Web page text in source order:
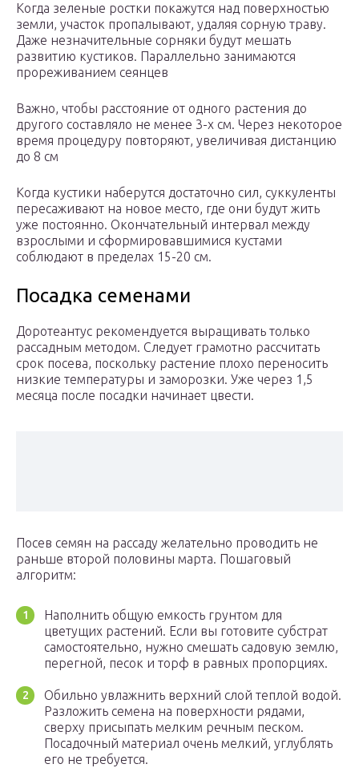
Когда зеленые ростки покажутся над поверхностью
земли, участок пропалывают, удаляя сорную траву.
Даже незначительные сорняки будут мешать
развитию кустиков. Параллельно занимаются
прореживанием сеянцев
Важно, чтобы расстояние от одного растения до
другого составляло не менее 3-х см. Через некоторое
время процедуру повторяют, увеличивая дистанцию
до 8 см
Когда кустики наберутся достаточно сил, суккуленты
пересаживают на новое место, где они будут жить
уже постоянно. Окончательный интервал между
взрослыми и сформировавшимися кустами
соблюдают в пределах 15-20 см.
Посадка семенами
Доротеантус рекомендуется выращивать только
рассадным методом. Следует грамотно рассчитать
срок посева, поскольку растение плохо переносить
низкие температуры и заморозки. Уже через 1,5
месяца после посадки начинает цвести.
Посев семян на рассаду желательно проводить не
раньше второй половины марта. Пошаговый
алгоритм:
Наполнить общую емкость грунтом для
цветущих растений. Если вы готовите субстрат
самостоятельно, нужно смешать садовую землю,
перегной, песок и торф в равных пропорциях.
Обильно увлажнить верхний слой теплой водой.
Разложить семена на поверхности рядами,
сверху присыпать мелким речным песком.
Посадочный материал очень мелкий, углублять
его не требуется.